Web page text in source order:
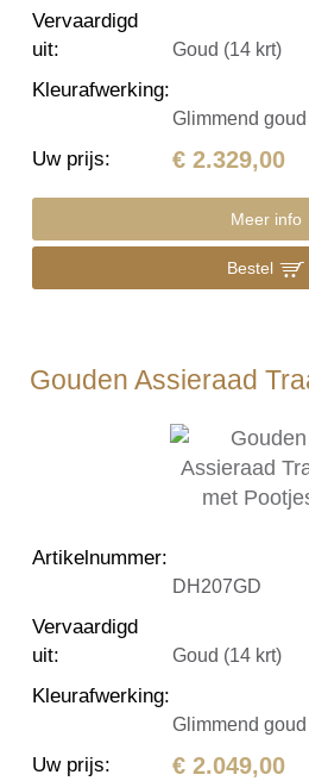
Vervaardigd
uit: Goud (14 krt)
Kleurafwerking:
Glimmend goud
Uw prijs: € 2.329,00
Meer info
Bestel
Gouden Assieraad
Artikelnummer:
DH207GD
Vervaardigd
uit: Goud (14 krt)
Kleurafwerking:
Glimmend goud
Uw prijs: € 2.049,00